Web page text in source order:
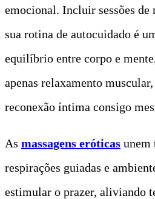
emocional. Incluir sessões de
sua rotina de autocuidado é
equilíbrio entre corpo e
apenas relaxamento
reconexão íntima consigo
As massagens eróticas unem
respirações guiadas e
estimular o prazer, aliviando